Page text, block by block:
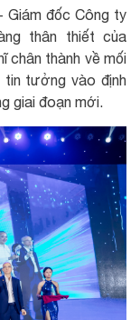
Giám đốc Công ty
thân thiết của
chân thành về mối
tin tưởng vào định
giai đoạn mới.